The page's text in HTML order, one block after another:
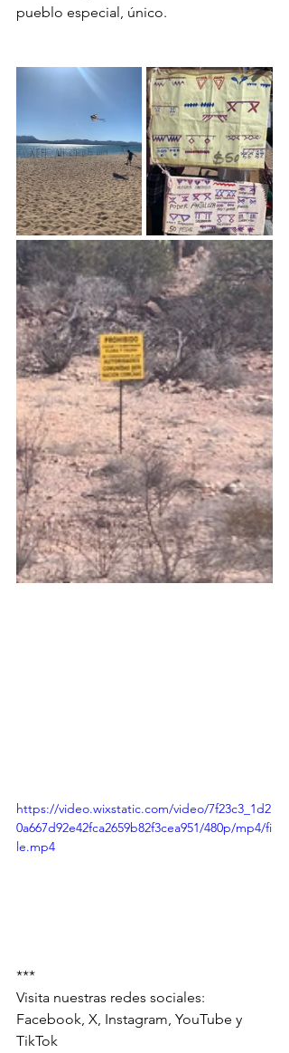
pueblo especial, único.
https://video.wixstatic.com/video/7f23c3_1d2
0a667d92e42fca2659b82f3cea951/480p/mp4/fi
le.mp4
***
Visita nuestras redes sociales:
Facebook, X, Instagram, YouTube y
TikTok